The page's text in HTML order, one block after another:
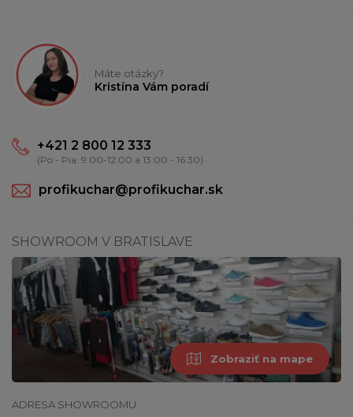
Máte otázky?
Kristína Vám poradí
+421 2 800 12 333
(Po - Pia: 9:00-12:00 a 13:00 - 16:30)
profikuchar@profikuchar.sk
SHOWROOM V BRATISLAVE
Zobraziť na mape
ADRESA SHOWROOMU